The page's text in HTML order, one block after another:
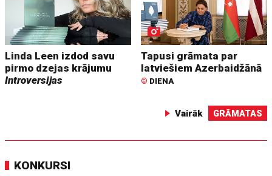
Linda Leen izdod savu
pirmo dzejas krājumu
Introversijas
Tapusi grāmata par
latviešiem Azerbaidžānā
© DIENA
Vairāk GRĀMATAS
KONKURSI